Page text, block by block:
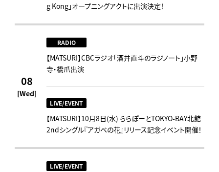
g Kong」オープニングアクトに出演決定！
08
[Wed]
RADIO
【MATSURI】CBCラジオ「酒井直斗のラジノート」小野
寺・橋爪出演
LIVE/EVENT
【MATSURI】10月8日(水) ららぽーとTOKYO-BAY北館
2ndシングル『アガベの花』リリース記念イベント開催！
LIVE/EVENT